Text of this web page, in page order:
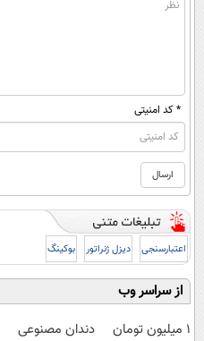
* کد امنیتی
اعتبارسنجی دیزل ژنراتور بوکینگ
از سراسر وب
۱ میلیون تومان
دندان مصنوعی